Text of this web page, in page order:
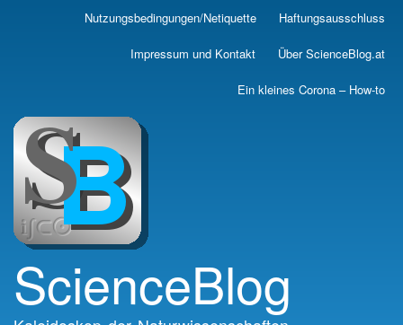
Skip
main
Nutzungsbedingungen/Netiquette Haftungsausschluss
Impressum und Kontakt Über ScienceBlog.at
Ein kleines Corona – How-to
ScienceBlog